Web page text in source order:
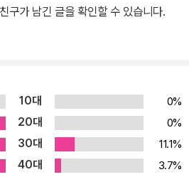
구가 남긴 글을 확인할 수 있습니다.
10대
0%
20대
0%
30대
11.1%
40대
3.7%